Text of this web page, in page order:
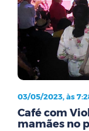
03/05/2023, às
Café com
mamães no